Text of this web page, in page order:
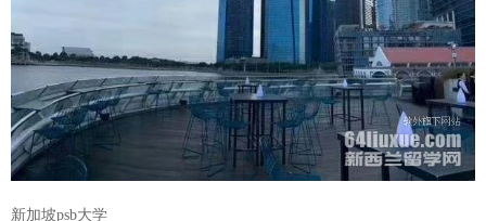
新加坡psb大学